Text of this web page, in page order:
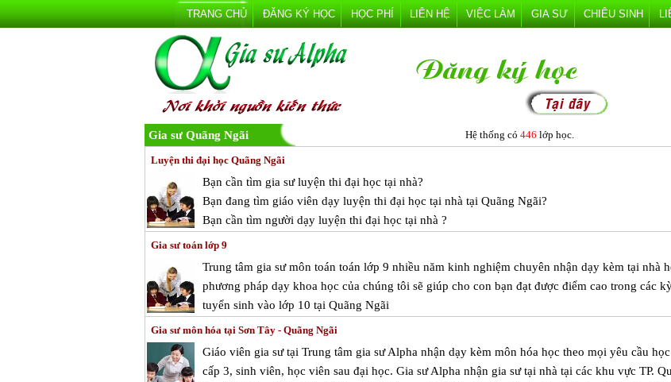
TRANG CHỦ ĐĂNG KÝ HỌC HỌC PHÍ LIÊN HỆ VIỆC LÀM GIA SƯ CHIÊU SINH
Gia sư Quãng Ngãi Hệ thống có 446 lớp học.
Luyện thi đại học Quãng Ngãi
Bạn cần tìm gia sư luyện thi đại học tại nhà?
Bạn đang tìm giáo viên dạy luyện thi đại học tại nhà tại Quãng Ngãi?
Bạn cần tìm người dạy luyện thi đại học tại nhà ?
Gia sư toán lớp 9
Trung tâm gia sư môn toán toán lớp 9 nhiều năm kinh nghiệm chuyên nhận dạy kèm tại nhà
phương pháp dạy khoa học của chúng tôi sẽ giúp cho con bạn đạt được điểm cao trong các
tuyển sinh vào lớp 10 tại Quãng Ngãi
Gia sư môn hóa tại Sơn Tây - Quãng Ngãi
Giáo viên gia sư tại Trung tâm gia sư Alpha nhận dạy kèm môn hóa học theo mọi yêu cầu
cấp 3, sinh viên, học viên sau đại học. Gia sư Alpha nhận gia sư tại nhà tại các khu vực TP.